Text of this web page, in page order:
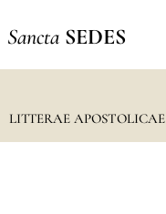
Sancta SEDES
LITTERAE APOSTOLICAE